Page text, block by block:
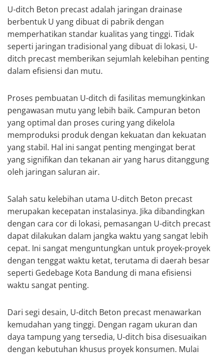
U-ditch Beton precast adalah jaringan drainase
berbentuk U yang dibuat di pabrik dengan
memperhatikan standar kualitas yang tinggi. Tidak
seperti jaringan tradisional yang dibuat di lokasi, U-
ditch precast memberikan sejumlah kelebihan penting
dalam efisiensi dan mutu.
Proses pembuatan U-ditch di fasilitas memungkinkan
pengawasan mutu yang lebih baik. Campuran beton
yang optimal dan proses curing yang dikelola
memproduksi produk dengan kekuatan dan kekuatan
yang stabil. Hal ini sangat penting mengingat berat
yang signifikan dan tekanan air yang harus ditanggung
oleh jaringan saluran air.
Salah satu kelebihan utama U-ditch Beton precast
merupakan kecepatan instalasinya. Jika dibandingkan
dengan cara cor di lokasi, pemasangan U-ditch precast
dapat dilakukan dalam jangka waktu yang sangat lebih
cepat. Ini sangat menguntungkan untuk proyek-proyek
dengan tenggat waktu ketat, terutama di daerah besar
seperti Gedebage Kota Bandung di mana efisiensi
waktu sangat penting.
Dari segi desain, U-ditch Beton precast menawarkan
kemudahan yang tinggi. Dengan ragam ukuran dan
daya tampung yang tersedia, U-ditch bisa disesuaikan
dengan kebutuhan khusus proyek konsumen. Mulai